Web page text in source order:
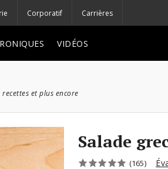
Corporatif Carrières
VIDÉOS
et plus encore
Salade
(165)